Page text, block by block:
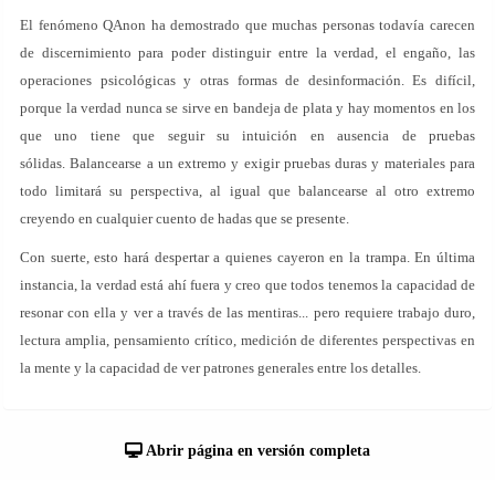
El fenómeno QAnon ha demostrado que muchas personas todavía carecen
de discernimiento para poder distinguir entre la verdad, el engaño, las
operaciones psicológicas y otras formas de desinformación. Es difícil,
porque la verdad nunca se sirve en bandeja de plata y hay momentos en los
que uno tiene que seguir su intuición en ausencia de pruebas
sólidas. Balancearse a un extremo y exigir pruebas duras y materiales para
todo limitará su perspectiva, al igual que balancearse al otro extremo
creyendo en cualquier cuento de hadas que se presente.
Con suerte, esto hará despertar a quienes cayeron en la trampa. En última
instancia, la verdad está ahí fuera y creo que todos tenemos la capacidad de
resonar con ella y ver a través de las mentiras... pero requiere trabajo duro,
lectura amplia, pensamiento crítico, medición de diferentes perspectivas en
la mente y la capacidad de ver patrones generales entre los detalles.
Abrir página en versión completa